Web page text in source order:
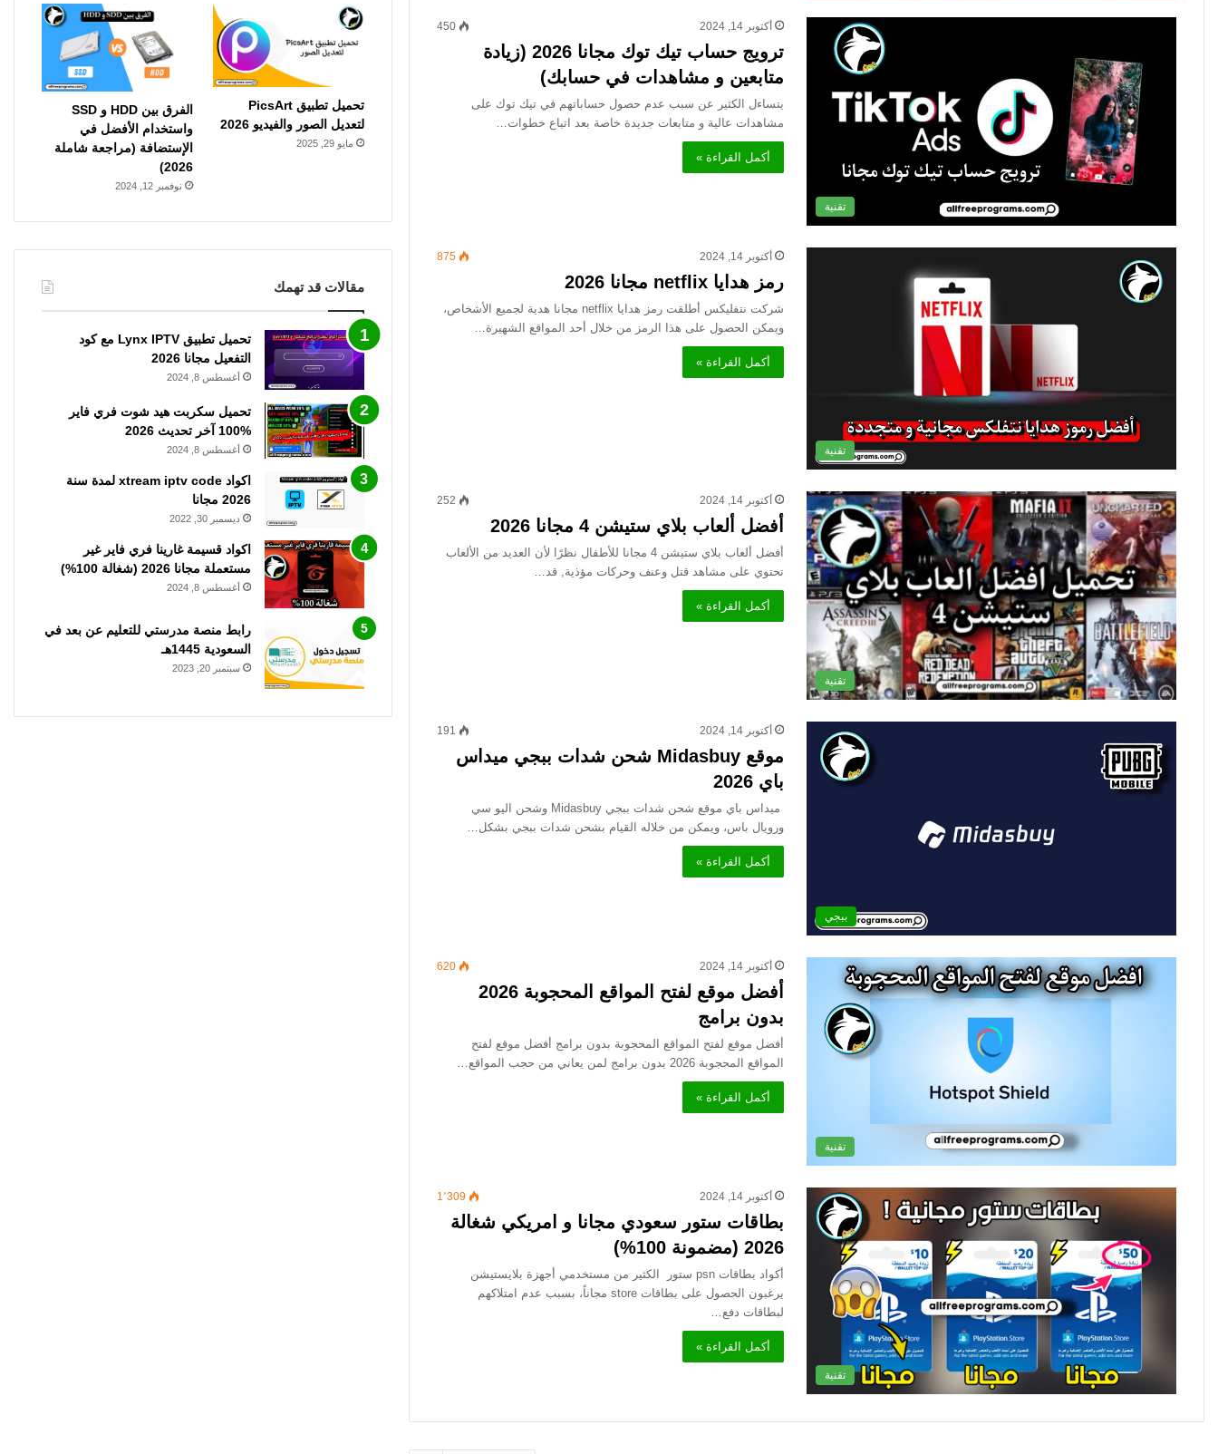
تقنية
أكتوبر 14, 2024 450
ترويج حساب تيك توك مجانا 2026 (زيادة
متابعين و مشاهدات في حسابك)
يتساءل الكثير عن سبب عدم حصول حساباتهم في تيك توك على
مشاهدات عالية و متابعات جديدة خاصة بعد اتباع خطوات…
أكمل القراءة »
تقنية
أكتوبر 14, 2024 875
رمز هدايا netflix مجانا 2026
شركت نتفليكس أطلقت رمز هدايا netflix مجانا هدية لجميع الأشخاص،
ويمكن الحصول على هذا الرمز من خلال أحد المواقع الشهيرة…
أكمل القراءة »
تقنية
أكتوبر 14, 2024 252
أفضل ألعاب بلاي ستيشن 4 مجانا 2026
أفضل ألعاب بلاي ستيشن 4 مجانا للأطفال نظرًا لأن العديد من الألعاب
تحتوي على مشاهد قتل وعنف وحركات مؤذية, قد…
أكمل القراءة »
ببجي
أكتوبر 14, 2024 191
موقع Midasbuy شحن شدات ببجي ميداس
باي 2026
ميداس باي موقع شحن شدات ببجي Midasbuy وشحن اليو سي
ورويال باس، ويمكن من خلاله القيام بشحن شدات ببجي بشكل…
أكمل القراءة »
تقنية
أكتوبر 14, 2024 620
أفضل موقع لفتح المواقع المحجوبة 2026
بدون برامج
أفضل موقع لفتح المواقع المحجوبة بدون برامج أفضل موقع لفتح
المواقع المحجوبة 2026 بدون برامج لمن يعاني من حجب المواقع…
أكمل القراءة »
تقنية
أكتوبر 14, 2024 1٬309
بطاقات ستور سعودي مجانا و امريكي شغالة
2026 (مضمونة 100%)
أكواد بطاقات psn ستور الكثير من مستخدمي أجهزة بلايستيشن
يرغبون الحصول على بطاقات store مجاناً، بسبب عدم امتلاكهم
لبطاقات دفع…
أكمل القراءة »
تحميل تطبيق PicsArt
لتعديل الصور والفيديو 2026
مايو 29, 2025
الفرق بين HDD و SSD
واستخدام الأفضل في
الإستضافة (مراجعة شاملة
2026)
نوفمبر 12, 2024
مقالات قد تهمك
تحميل تطبيق Lynx IPTV مع كود
التفعيل مجانا 2026
أغسطس 8, 2024
تحميل سكربت هيد شوت فري فاير
%100 آخر تحديث 2026
أغسطس 8, 2024
اكواد xtream iptv code لمدة سنة
2026 مجانا
ديسمبر 30, 2022
اكواد قسيمة غارينا فري فاير غير
مستعملة مجانا 2026 (شغالة 100%)
أغسطس 8, 2024
رابط منصة مدرستي للتعليم عن بعد في
السعودية 1445هـ
سبتمبر 20, 2023